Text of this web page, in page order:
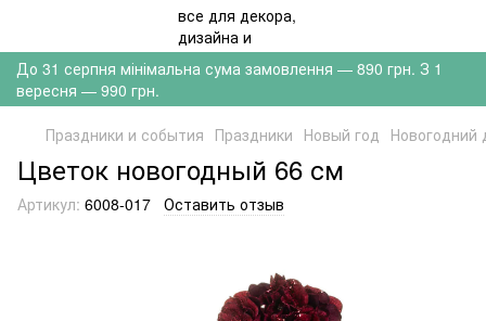
До 31 серпня мінімальна сума замовлення — 890 грн. З 1
вересня — 990 грн.
Праздники и события Праздники Новый год Новогодний
Цветок новогодный 66 см
Артикул: 6008-017 Оставить отзыв